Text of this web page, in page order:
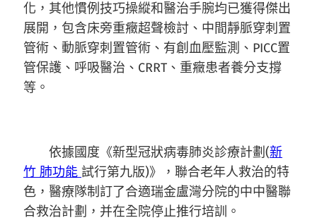
化，其他慣例技巧操縱和醫治手腕均已獲得傑出
展開，包含床旁重癥超聲檢討、中間靜脈穿刺置
管術、動脈穿刺置管術、有創血壓監測、PICC置
管保護、呼吸醫治、CRRT、重癥患者養分支撐
等。
依據國度《新型冠狀病毒肺炎診療計劃(新
竹 肺功能 試行第九版)》，聯合老年人救治的特
色，醫療隊制訂了合適瑞金盧灣分院的中中醫聯
合救治計劃，并在全院停止推行培訓。